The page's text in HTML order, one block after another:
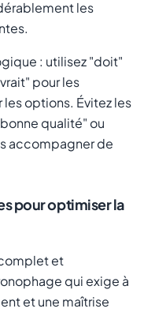
les
: utilisez "doit"
pour les
options. Évitez les
qualité" ou
accompagner de
pour optimiser la
et
qui exige à
et une maîtrise